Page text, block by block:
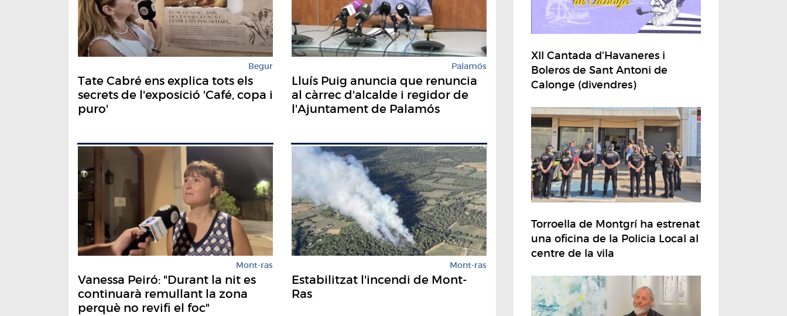
Begur
Tate Cabré ens explica tots els
secrets de l'exposició 'Café, copa i
puro'
Palamós
Lluís Puig anuncia que renuncia
al càrrec d'alcalde i regidor de
l'Ajuntament de Palamós
Mont-ras
Vanessa Peiró: "Durant la nit es
continuarà remullant la zona
perquè no revifi el foc"
Mont-ras
Estabilitzat l'incendi de Mont-
Ras
XII Cantada d'Havaneres i
Boleros de Sant Antoni de
Calonge (divendres)
Torroella de Montgrí ha estrenat
una oficina de la Policia Local al
centre de la vila